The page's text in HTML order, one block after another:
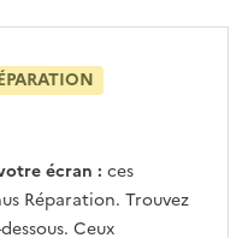
écran : ces
Réparation. Trouvez
Ceux